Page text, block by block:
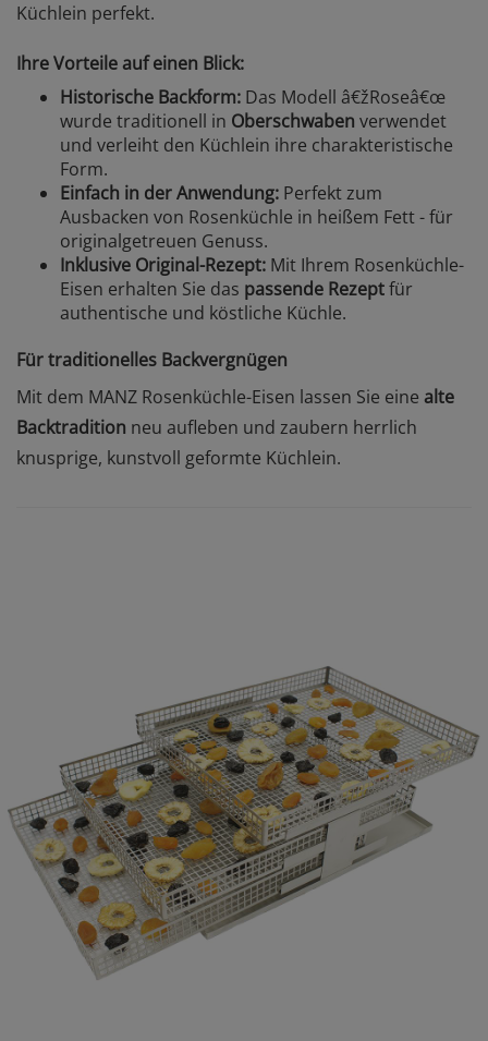
Küchlein perfekt.
Ihre Vorteile auf einen Blick:
Historische Backform: Das Modell â€žRoseâ€œ
wurde traditionell in Oberschwaben verwendet
und verleiht den Küchlein ihre charakteristische
Form.
Einfach in der Anwendung: Perfekt zum
Ausbacken von Rosenküchle in heißem Fett - für
originalgetreuen Genuss.
Inklusive Original-Rezept: Mit Ihrem Rosenküchle-
Eisen erhalten Sie das passende Rezeptfür
authentische und köstliche Küchle.
Für traditionelles Backvergnügen
Mit dem MANZ Rosenküchle-Eisen lassen Sie eine alte
Backtradition neu aufleben und zaubern herrlich
knusprige, kunstvoll geformte Küchlein.